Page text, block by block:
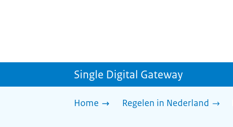
Single Digital Gateway
Home Regelen in Nederland